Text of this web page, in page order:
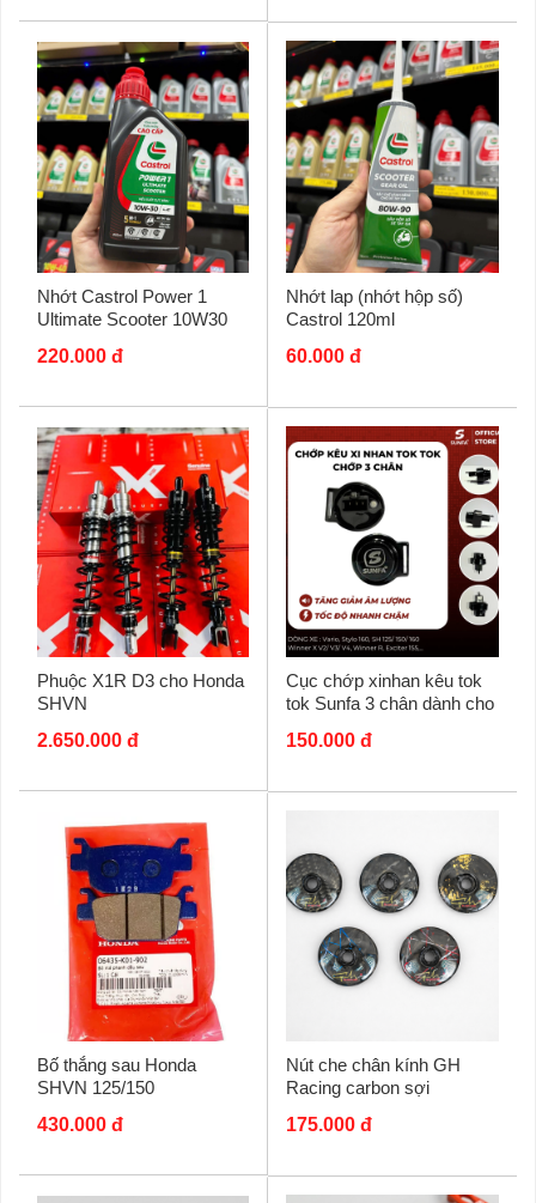
Nhớt Castrol Power 1
Ultimate Scooter 10W30
Honda
220.000 đ
Nhớt lap (nhớt hộp số)
Castrol 120ml
60.000 đ
Phuộc X1R D3 cho Honda
SHVN
2.650.000 đ
Cục chớp xinhan kêu tok
tok Sunfa 3 chân dành cho
150.000 đ
Bố thắng sau Honda
SHVN 125/150
430.000 đ
Nút che chân kính GH
Racing carbon sợi
175.000 đ